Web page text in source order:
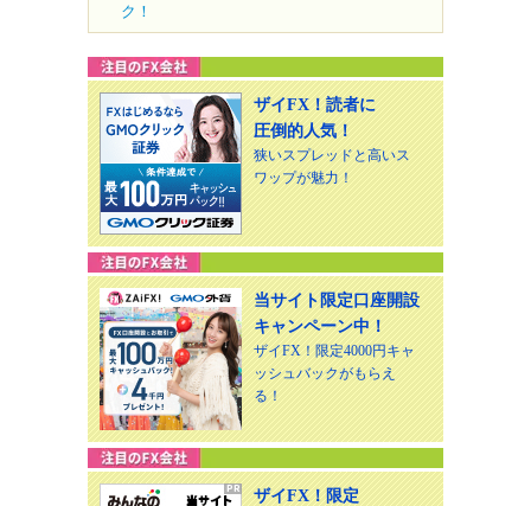
ク！
ザイFX！読者に
圧倒的人気！
狭いスプレッドと高いス
ワップが魅力！
当サイト限定口座開設
キャンペーン中！
ザイFX！限定4000円キャ
ッシュバックがもらえ
る！
ザイFX！限定